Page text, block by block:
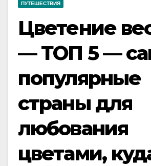
ПУТЕШЕСТВИЯ
Цветение
— ТОП 5 —
популярные
страны для
любования
цветами,